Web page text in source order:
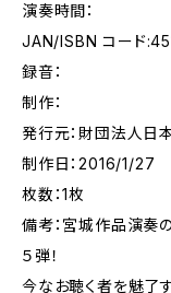
演奏時間：
JAN/ISBN コード
録音：
制作：
発行元：財団法人日
制作日：2016/1/27
枚数：1枚
備考：宮城作品演奏
５弾！
今なお聴く者を魅了